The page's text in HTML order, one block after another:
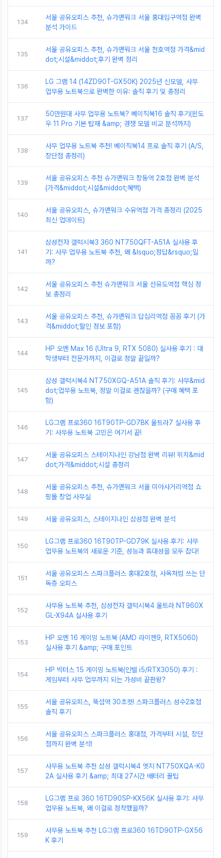
134
서울 공유오피스 추천, 슈가맨워크 서울 홍대입구역점 완벽
분석 가이드
135
서울 공유오피스 추천, 슈가맨워크 서울 천호역점 가격&mid
dot;시설&middot;후기 완벽 정리
136
LG 그램 14 (14ZD90T-GX50K) 2025년 신모델, 사무
업무용 노트북으로 완벽한 이유: 솔직 후기 및 총정리
137
50만원대 사무 업무용 노트북? 베이직북16 솔직 후기(윈도
우 11 Pro 기본 탑재 &amp; 경쟁 모델 비교 분석까지)
138
사무 업무용 노트북 추천! 베이직북14 프로 솔직 후기 (A/S,
장단점 총정리)
139
서울 공유오피스 추천 슈가맨워크 창동역 2호점 완벽 분석
(가격&middot;시설&middot;혜택)
140
서울 공유오피스, 슈가맨워크 수유역점 가격 총정리 (2025
최신 업데이트)
141
삼성전자 갤럭시북3 360 NT750QFT-A51A 실사용 후
기: 사무 업무용 노트북 추천, 왜 &lsquo;정답&rsquo;일
까?
142
서울 공유오피스 추천 슈가맨워크 서울 선유도역점 핵심 정
보 총정리
143
서울 공유오피스 추천, 슈가맨워크 답십리역점 꼼꼼 후기 (가
격&middot;할인 정보 포함)
144
HP 오멘 Max 16 (Ultra 9, RTX 5080) 실사용 후기 : 대
학생부터 전문가까지, 이걸로 정말 끝일까?
145
삼성 갤럭시북4 NT750XGQ-A51A 솔직 후기: 사무&mid
dot;업무용 노트북, 정말 이걸로 괜찮을까? (구매 혜택 포
함)
146
LG그램 프로360 16T90TP-GD7BK 울트라7 실사용 후
기: 사무용 노트북 고민은 여기서 끝!
147
서울 공유오피스 스테이지나인 강남점 완벽 리뷰! 위치&mid
dot;가격&middot;시설 총정리
148
서울 공유오피스 추천, 슈가맨워크 서울 미아사거리역점 쇼
핑몰 창업 사무실
149 서울 공유오피스, 스테이지나인 삼성점 완벽 분석
150
LG그램 프로360 16T90TP-GD79K 실사용 후기: 사무
업무용 노트북의 새로운 기준, 성능과 휴대성을 모두 잡다!
151
서울 공유오피스 스파크플러스 홍대2호점, 사옥처럼 쓰는 단
독층 오피스
152
사무용 노트북 추천, 삼성전자 갤럭시북4 울트라 NT960X
GL-X94A 실사용 후기
153
HP 오멘 16 게이밍 노트북 (AMD 라이젠9, RTX5060)
실사용 후기 &amp; 구매 포인트
154
HP 빅터스 15 게이밍 노트북(인텔 i5/RTX3050) 후기 :
게임부터 사무 업무까지 되는 가성비 끝판왕?
155
서울 공유오피스, 뚝섬역 30초컷! 스파크플러스 성수2호점
솔직 후기
156
서울 공유오피스 스파크플러스 홍대점, 가격부터 시설, 장단
점까지 완벽 분석!
157
사무용 노트북 추천 삼성 갤럭시북4 엣지 NT750XQA-K0
2A 실사용 후기 &amp; 최대 27시간 배터리 꿀팁
158
LG그램 프로 360 16TD90SP-KX56K 실사용 후기: 사무
업무용 노트북, 왜 이걸로 정착했을까?
159
사무용 노트북 추천 LG그램 프로360 16TD90TP-GX56
K 후기